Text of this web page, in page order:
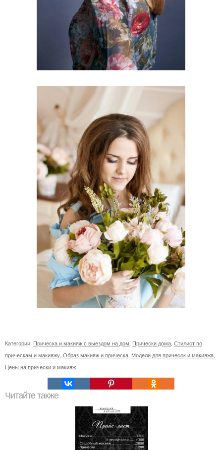
Категории: Прическа и макияж с выездом на дом, Прически дома, Стилист по
прическам и макияжу, Образ макияж и прическа, Модели для причесок и макияжа,
Цены на прически и макияж
Читайте также